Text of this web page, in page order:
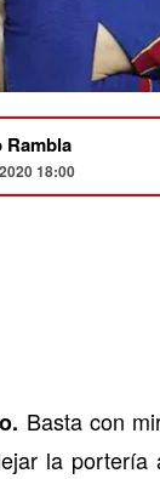
18:00
Basta con
la